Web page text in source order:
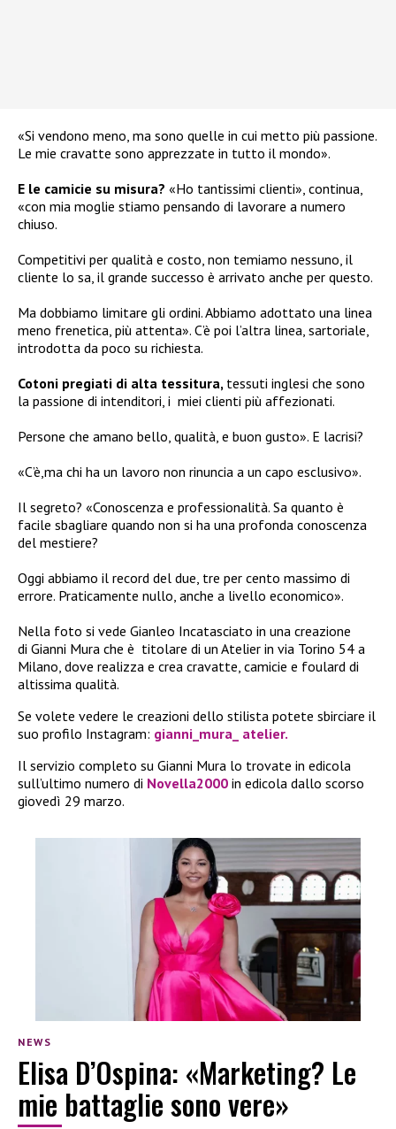
«Si vendono meno, ma sono quelle in cui metto più passione.
Le mie cravatte sono apprezzate in tutto il mondo».
E le camicie su misura? «Ho tantissimi clienti», continua,
«con mia moglie stiamo pensando di lavorare a numero
chiuso.
Competitivi per qualità e costo, non temiamo nessuno, il
cliente lo sa, il grande successo è arrivato anche per questo.
Ma dobbiamo limitare gli ordini. Abbiamo adottato una linea
meno frenetica, più attenta». C’è poi l’altra linea, sartoriale,
introdotta da poco su richiesta.
Cotoni pregiati di alta tessitura, tessuti inglesi che sono
la passione di intenditori, i miei clienti più affezionati.
Persone che amano bello, qualità, e buon gusto». E lacrisi?
«C’è,ma chi ha un lavoro non rinuncia a un capo esclusivo».
Il segreto? «Conoscenza e professionalità. Sa quanto è
facile sbagliare quando non si ha una profonda conoscenza
del mestiere?
Oggi abbiamo il record del due, tre per cento massimo di
errore. Praticamente nullo, anche a livello economico».
Nella foto si vede Gianleo Incatasciato in una creazione
di Gianni Mura che è titolare di un Atelier in via Torino 54 a
Milano, dove realizza e crea cravatte, camicie e foulard di
altissima qualità.
Se volete vedere le creazioni dello stilista potete sbirciare il
suo profilo Instagram: gianni_mura_ atelier.
Il servizio completo su Gianni Mura lo trovate in edicola
sull’ultimo numero di Novella2000 in edicola dallo scorso
giovedì 29 marzo.
NEWS
Elisa D’Ospina: «Marketing? Le
mie battaglie sono vere»